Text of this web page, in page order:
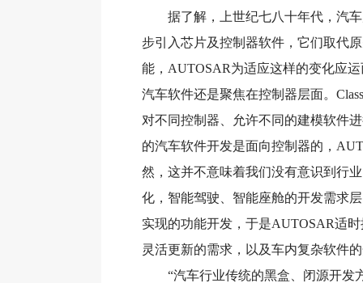
据了解，上世纪七八十年代，汽车
步引入芯片及控制器软件，它们取代
能，AUTOSAR为适应这样的变化应
汽车软件还是聚焦在控制器层面。
对不同控制器、允许不同的建模软件
的汽车软件开发是面向控制器的，
然，这并不意味着我们没有意识到行
化，智能驾驶、智能座舱的开发需求
实现的功能开发，于是AUTOSAR适
灵活更新的需求，以及车内复杂软件
“汽车行业传统的黑盒、闭源开发